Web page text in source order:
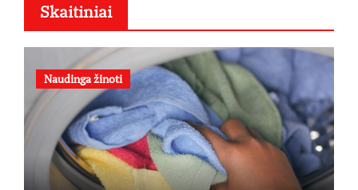
Skaitiniai
Naudinga žinoti